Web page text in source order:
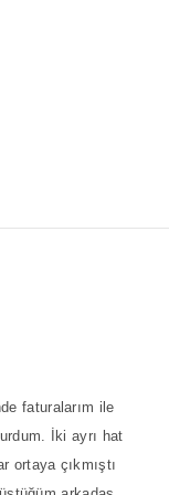
faturalarım ile
İki ayrı hat
ortaya çıkmıştı